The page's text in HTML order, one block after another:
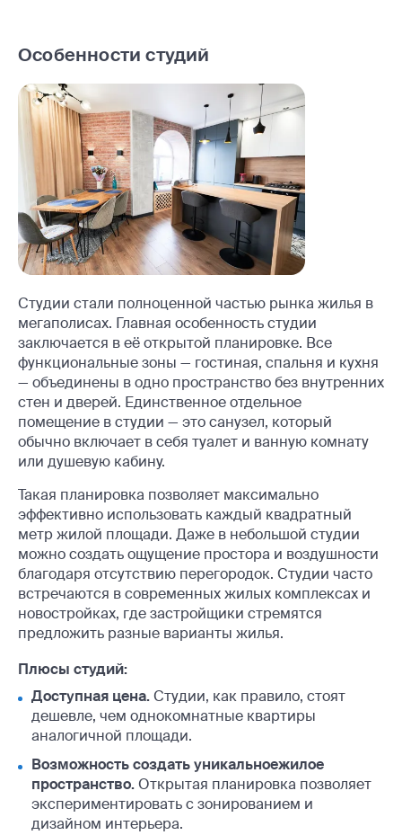
Особенности студий
Студии стали полноценной частью рынка жилья в
мегаполисах. Главная особенность студии
заключается в её открытой планировке. Все
функциональные зоны — гостиная, спальня и кухня
— объединены в одно пространство без внутренних
стен и дверей. Единственное отдельное
помещение в студии — это санузел, который
обычно включает в себя туалет и ванную комнату
или душевую кабину.
Такая планировка позволяет максимально
эффективно использовать каждый квадратный
метр жилой площади. Даже в небольшой студии
можно создать ощущение простора и воздушности
благодаря отсутствию перегородок. Студии часто
встречаются в современных жилых комплексах и
новостройках, где застройщики стремятся
предложить разные варианты жилья.
Плюсы студий:
Доступная цена.Студии, как правило, стоят
дешевле, чем однокомнатные квартиры
аналогичной площади.
Возможность создать уникальноежилое
пространство.Открытая планировка позволяет
экспериментировать с зонированием и
дизайном интерьера.